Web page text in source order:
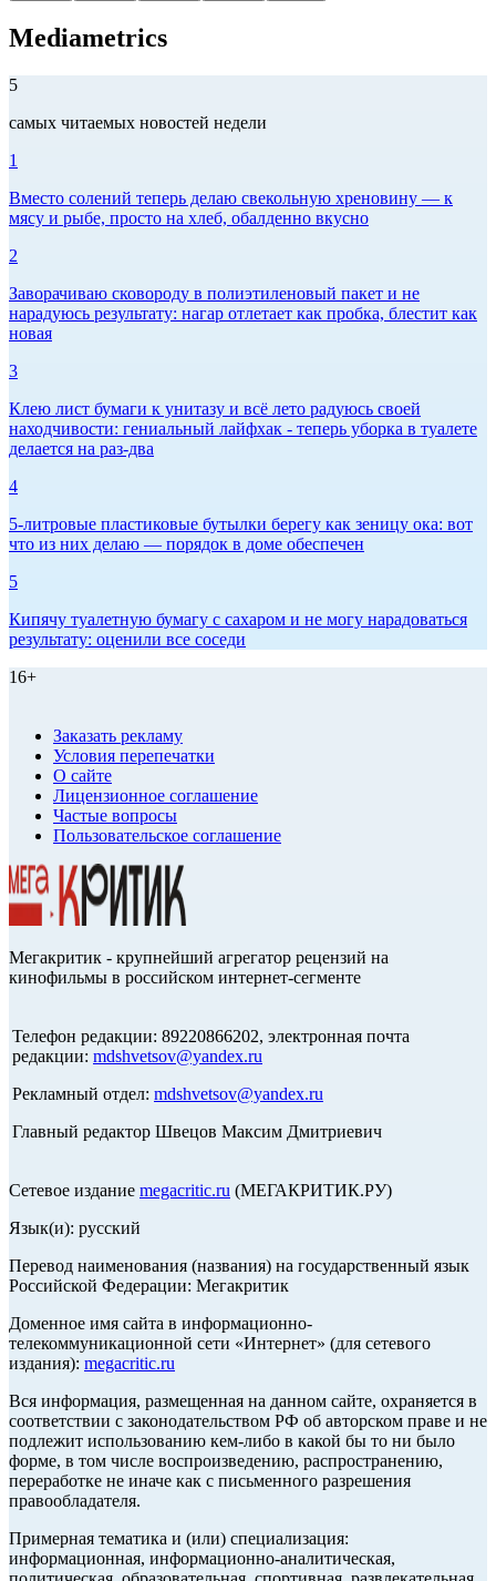
Mediametrics
5
самых читаемых новостей недели
1
Вместо солений теперь делаю свекольную хреновину — к
мясу и рыбе, просто на хлеб, обалденно вкусно
2
Заворачиваю сковороду в полиэтиленовый пакет и не
нарадуюсь результату: нагар отлетает как пробка, блестит как
новая
3
Клею лист бумаги к унитазу и всё лето радуюсь своей
находчивости: гениальный лайфхак - теперь уборка в туалете
делается на раз-два
4
5-литровые пластиковые бутылки берегу как зеницу ока: вот
что из них делаю — порядок в доме обеспечен
5
Кипячу туалетную бумагу с сахаром и не могу нарадоваться
результату: оценили все соседи
16+
Заказать рекламу
Условия перепечатки
О сайте
Лицензионное соглашение
Частые вопросы
Пользовательское соглашение
Мегакритик - крупнейший агрегатор рецензий на
кинофильмы в российском интернет-сегменте
Телефон редакции: 89220866202, электронная почта
редакции: mdshvetsov@yandex.ru
Рекламный отдел: mdshvetsov@yandex.ru
Главный редактор Швецов Максим Дмитриевич
Сетевое издание megacritic.ru (МЕГАКРИТИК.РУ)
Язык(и): русский
Перевод наименования (названия) на государственный язык
Российской Федерации: Мегакритик
Доменное имя сайта в информационно-
телекоммуникационной сети «Интернет» (для сетевого
издания): megacritic.ru
Вся информация, размещенная на данном сайте, охраняется в
соответствии с законодательством РФ об авторском праве и не
подлежит использованию кем-либо в какой бы то ни было
форме, в том числе воспроизведению, распространению,
переработке не иначе как с письменного разрешения
правообладателя.
Примерная тематика и (или) специализация:
информационная, информационно-аналитическая,